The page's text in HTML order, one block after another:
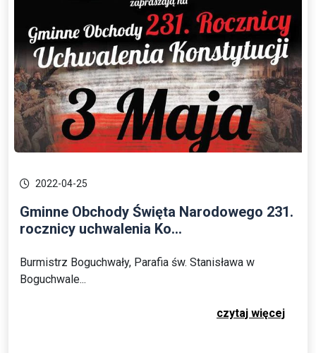
2022-04-25
Gminne Obchody Święta Narodowego 231.
rocznicy uchwalenia Ko...
Burmistrz Boguchwały, Parafia św. Stanisława w
Boguchwale...
czytaj więcej